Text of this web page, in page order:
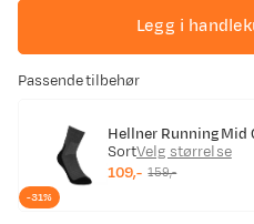
Legg i
Passende tilbehør
Hellner Running
SortVelg størrelse
discounted
109,-
original
159,-
-31%